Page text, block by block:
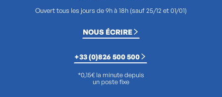
Ouvert tous les jours de 9h à 18h (sauf 25/12 et 01/01)
NOUS ÉCRIRE
+33 (0)826 500 500
*0,15€ la minute depuis
un poste fixe